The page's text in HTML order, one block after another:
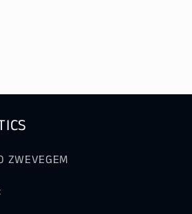
ZWEVEGEM